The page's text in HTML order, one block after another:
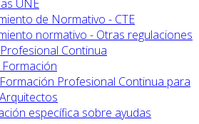
UNE
de Normativo - CTE
normativo - Otras regulaciones
Continua
Formación
Formación Profesional Continua para
Arquitectos
específica sobre ayudas